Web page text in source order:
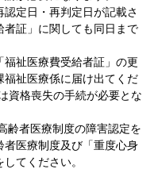
定日・再判定日が記載さ
証」に関しても同日まで
祉医療費受給者証」の更
福祉医療係に届け出てくだ
資格喪失の手続が必要とな
齢者医療制度の障害認定を
医療制度及び「重度心身
てください。